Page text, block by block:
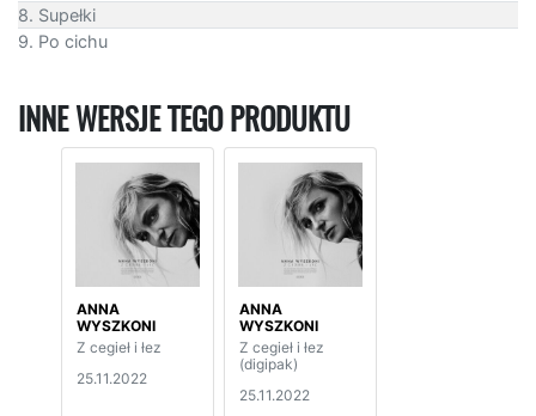
8. Supełki
9. Po cichu
INNE WERSJE TEGO PRODUKTU
ANNA
WYSZKONI
Z cegieł i łez
25.11.2022
ANNA
WYSZKONI
Z cegieł i łez
(digipak)
25.11.2022